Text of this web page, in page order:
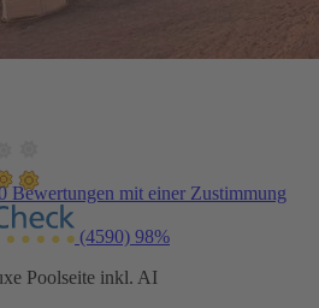
Bewertungen mit einer Zustimmung
(4590) 98%
Poolseite inkl. AI